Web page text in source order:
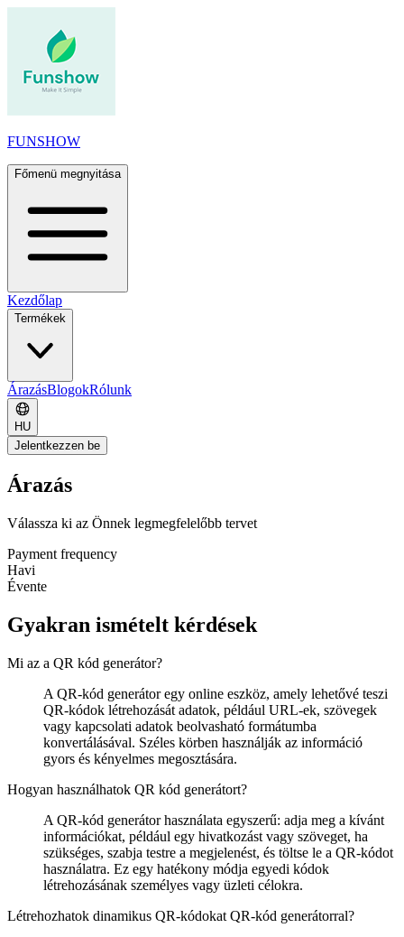
FUNSHOW
Főmenü megnyitása
Kezdőlap
Termékek
ÁrazásBlogokRólunk
HU
Jelentkezzen be
Árazás
Válassza ki az Önnek legmegfelelőbb tervet
Payment frequency
Havi
Évente
Gyakran ismételt kérdések
Mi az a QR kód generátor?
A QR-kód generátor egy online eszköz, amely lehetővé teszi
QR-kódok létrehozását adatok, például URL-ek, szövegek
vagy kapcsolati adatok beolvasható formátumba
konvertálásával. Széles körben használják az információ
gyors és kényelmes megosztására.
Hogyan használhatok QR kód generátort?
A QR-kód generátor használata egyszerű: adja meg a kívánt
információkat, például egy hivatkozást vagy szöveget, ha
szükséges, szabja testre a megjelenést, és töltse le a QR-kódot
használatra. Ez egy hatékony módja egyedi kódok
létrehozásának személyes vagy üzleti célokra.
Létrehozhatok dinamikus QR-kódokat QR-kód generátorral?